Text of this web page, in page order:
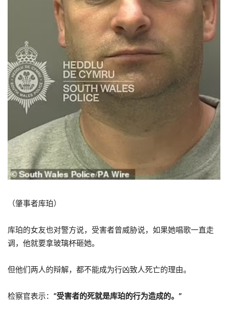
（肇事者库珀）
库珀的女友也对警方说，受害者曾威胁说，如果她唱歌一直走
调，他就要拿玻璃杯砸她。
但他们两人的辩解，都不能成为行凶致人死亡的理由。
检察官表示： “受害者的死就是库珀的行为造成的。”